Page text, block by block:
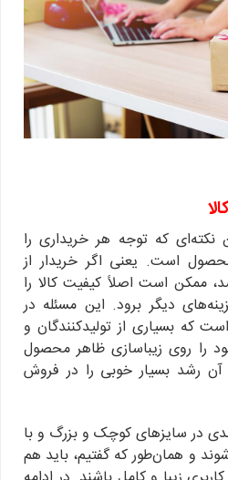
نکته‌ای که توجه هر خریداری را
است. یعنی اگر خریدار از
ممکن است اصلاً کیفیت کالا را
دیگر برود. این مسئله در
که بسیاری از تولیدکنندگان و
را روی زیباسازی ظاهر محصول
آن رشد بسیار خوبی را در فروش
در سایزهای کوچک و بزرگ و با
و همان‌طور که گفتیم، باید هم